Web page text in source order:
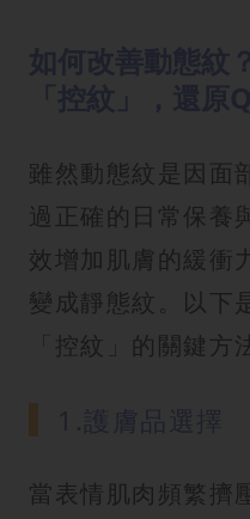
雖然動態紋是因面
過正確的日常保養
效增加肌膚的緩衝
變成靜態紋。以下
「控紋」的關鍵方
當表情肌肉頻繁擠